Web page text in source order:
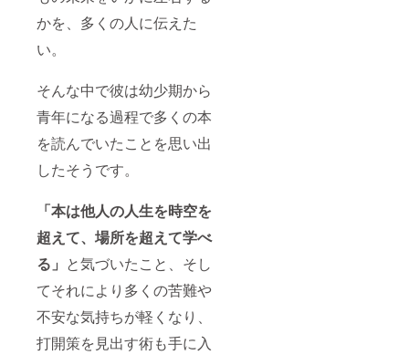
かを、多くの人に伝えた
い。
そんな中で彼は幼少期から
青年になる過程で多くの本
を読んでいたことを思い出
したそうです。
「本は他人の人生を時空を
超えて、場所を超えて学べ
る」 と気づいたこと、そし
てそれにより多くの苦難や
不安な気持ちが軽くなり、
打開策を見出す術も手に入